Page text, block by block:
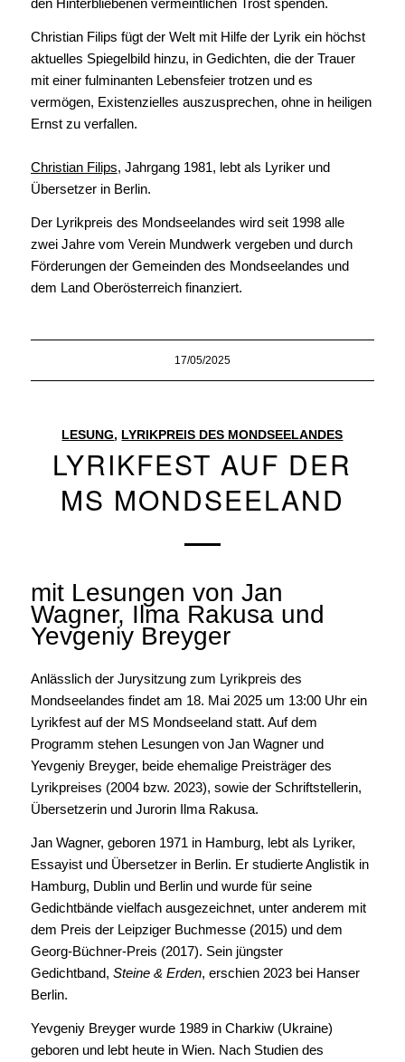
den Hinterbliebenen vermeintlichen Trost spenden.
Christian Filips fügt der Welt mit Hilfe der Lyrik ein höchst
aktuelles Spiegelbild hinzu, in Gedichten, die der Trauer
mit einer fulminanten Lebensfeier trotzen und es
vermögen, Existenzielles auszusprechen, ohne in heiligen
Ernst zu verfallen.
Christian Filips, Jahrgang 1981, lebt als Lyriker und
Übersetzer in Berlin.
Der Lyrikpreis des Mondseelandes wird seit 1998 alle
zwei Jahre vom Verein Mundwerk vergeben und durch
Förderungen der Gemeinden des Mondseelandes und
dem Land Oberösterreich finanziert.
17/05/2025
LESUNG, LYRIKPREIS DES MONDSEELANDES
LYRIKFEST AUF DER
MS MONDSEELAND
mit Lesungen von Jan
Wagner, Ilma Rakusa und
Yevgeniy Breyger
Anlässlich der Jurysitzung zum Lyrikpreis des
Mondseelandes findet am 18. Mai 2025 um 13:00 Uhr ein
Lyrikfest auf der MS Mondseeland statt. Auf dem
Programm stehen Lesungen von Jan Wagner und
Yevgeniy Breyger, beide ehemalige Preisträger des
Lyrikpreises (2004 bzw. 2023), sowie der Schriftstellerin,
Übersetzerin und Jurorin Ilma Rakusa.
Jan Wagner, geboren 1971 in Hamburg, lebt als Lyriker,
Essayist und Übersetzer in Berlin. Er studierte Anglistik in
Hamburg, Dublin und Berlin und wurde für seine
Gedichtbände vielfach ausgezeichnet, unter anderem mit
dem Preis der Leipziger Buchmesse (2015) und dem
Georg-Büchner-Preis (2017). Sein jüngster
Gedichtband, Steine & Erden, erschien 2023 bei Hanser
Berlin.
Yevgeniy Breyger wurde 1989 in Charkiw (Ukraine)
geboren und lebt heute in Wien. Nach Studien des